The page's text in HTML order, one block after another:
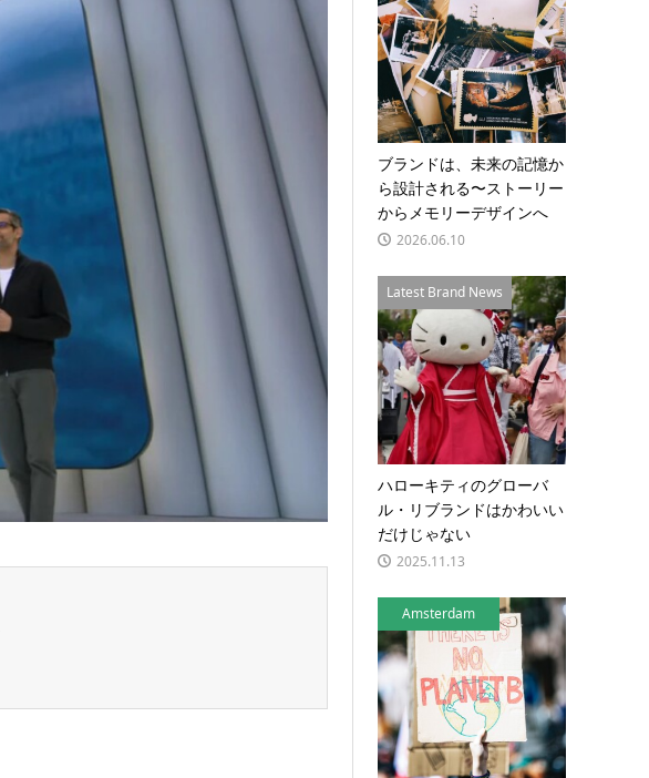
ブランドは、未来の記憶か
ら設計される〜ストーリー
からメモリーデザインへ
2026.06.10
Latest Brand News
ハローキティのグローバ
ル・リブランドはかわいい
だけじゃない
2025.11.13
Amsterdam